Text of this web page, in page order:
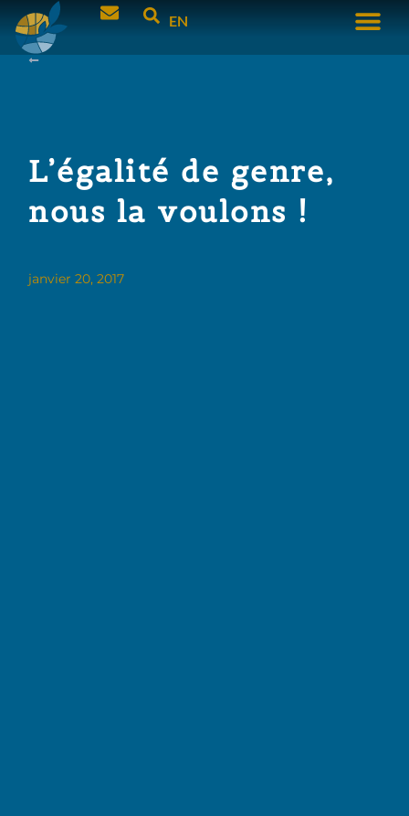
EN
L’égalité de genre,
nous la voulons !
janvier 20, 2017